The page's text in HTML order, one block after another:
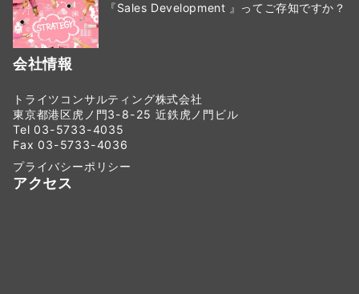
『Sales Development 』ってご存知ですか？
会社情報
トライツコンサルティング株式会社
東京都港区虎ノ門3-8-25 近鉄虎ノ門ビル
Tel 03-5733-4035
Fax 03-5733-4036
プライバシーポリシー
アクセス